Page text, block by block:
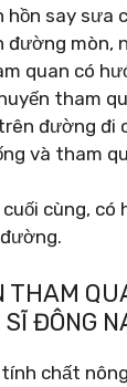
hồn say sưa
đường mòn,
quan có
tham
đường đi
và tham
cùng, có
THAM
ĐÔNG
tính chất